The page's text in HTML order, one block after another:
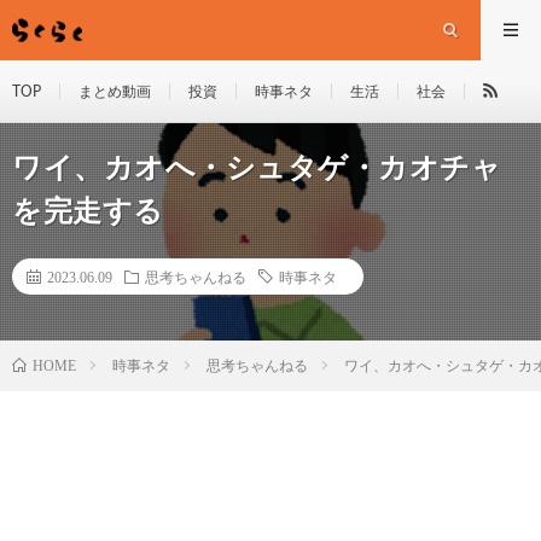
TOP まとめ動画 投資 時事ネタ 生活 社会
ワイ、カオへ・シュタゲ・カオチャ
を完走する
2023.06.09 思考ちゃんねる 時事ネタ
HOME 時事ネタ 思考ちゃんねる ワイ、カオへ・シュタゲ・カ